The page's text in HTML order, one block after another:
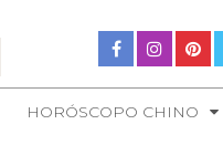
HORÓSCOPO CHINO